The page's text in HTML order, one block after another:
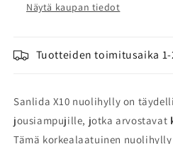
Näytä kaupan tiedot
Tuotteiden toimitusaika
Sanlida X10 nuolihylly on
jousiampujille, jotka arvostavat
Tämä korkealaatuinen